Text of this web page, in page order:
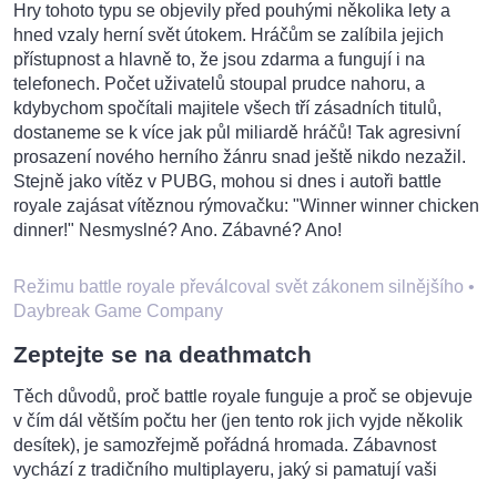
Hry tohoto typu se objevily před pouhými několika lety a
hned vzaly herní svět útokem. Hráčům se zalíbila jejich
přístupnost a hlavně to, že jsou zdarma a fungují i na
telefonech. Počet uživatelů stoupal prudce nahoru, a
kdybychom spočítali majitele všech tří zásadních titulů,
dostaneme se k více jak půl miliardě hráčů! Tak agresivní
prosazení nového herního žánru snad ještě nikdo nezažil.
Stejně jako vítěz v PUBG, mohou si dnes i autoři battle
royale zajásat vítěznou rýmovačku: "Winner winner chicken
dinner!" Nesmyslné? Ano. Zábavné? Ano!
Režimu battle royale převálcoval svět zákonem silnějšího •
Daybreak Game Company
Zeptejte se na deathmatch
Těch důvodů, proč battle royale funguje a proč se objevuje
v čím dál větším počtu her (jen tento rok jich vyjde několik
desítek), je samozřejmě pořádná hromada. Zábavnost
vychází z tradičního multiplayeru, jaký si pamatují vaši